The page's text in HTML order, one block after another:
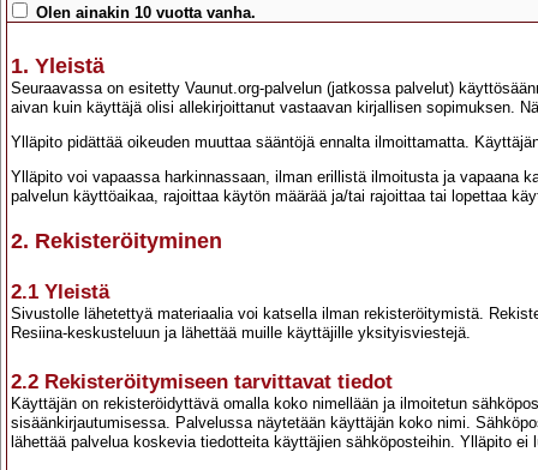
Olen ainakin 10 vuotta vanha.
1. Yleistä
Seuraavassa on esitetty Vaunut.org-palvelun (jatkossa palvelut)
aivan kuin käyttäjä olisi allekirjoittanut vastaavan kirjallisen sopimuksen.
Ylläpito pidättää oikeuden muuttaa sääntöjä ennalta ilmoittamatta.
Ylläpito voi vapaassa harkinnassaan, ilman erillistä ilmoitusta ja vapaana
palvelun käyttöaikaa, rajoittaa käytön määrää ja/tai rajoittaa tai lopettaa
2. Rekisteröityminen
2.1 Yleistä
Sivustolle lähetettyä materiaalia voi katsella ilman rekisteröitymistä.
Resiina-keskusteluun ja lähettää muille käyttäjille yksityisviestejä.
2.2 Rekisteröitymiseen tarvittavat tiedot
Käyttäjän on rekisteröidyttävä omalla koko nimellään ja ilmoitetun
sisäänkirjautumisessa. Palvelussa näytetään käyttäjän koko nimi.
lähettää palvelua koskevia tiedotteita käyttäjien sähköposteihin. Ylläpito